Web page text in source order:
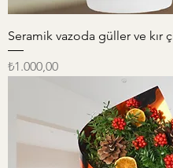
Seramik vazoda güller ve kır
Fiyat
₺1.000,00